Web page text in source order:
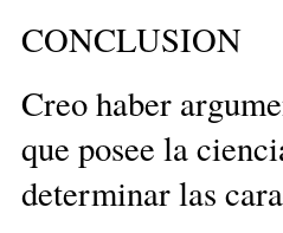
CONCLUSION
Creo haber
que posee la
determinar las